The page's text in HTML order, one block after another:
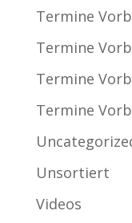
Termine
Termine
Termine
Termine
Unsortiert
Videos